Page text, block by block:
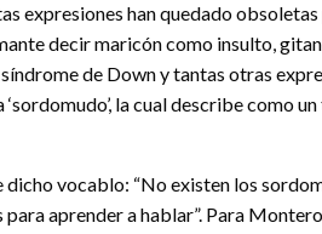
expresiones han quedado
decir maricón como insulto,
de Down y tantas otras
la cual describe como
vocablo: “No existen los
aprender a hablar”. Para